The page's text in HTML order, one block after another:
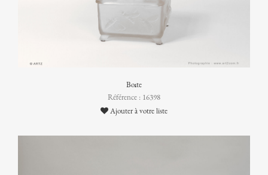
Boîte
Référence : 16398
Ajouter à votre liste